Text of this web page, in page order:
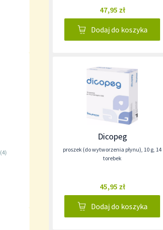
(4)
47,95 zł
Dodaj do koszyka
Dicopeg
proszek (do wytworzenia płynu), 10 g, 14
torebek
45,95 zł
Dodaj do koszyka